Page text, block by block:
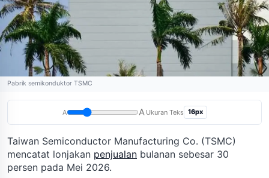
Pabrik semikonduktor TSMC
A A Ukuran Teks 16px
Taiwan Semiconductor Manufacturing Co. (TSMC)
mencatat lonjakan penjualan bulanan sebesar 30
persen pada Mei 2026.